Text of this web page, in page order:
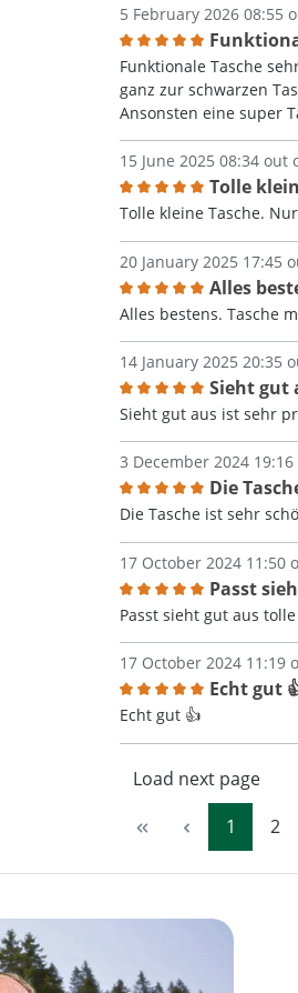
5 February 2026 08:55
Review with rating of 5
Funktionale Tasche
ganz zur schwarzen
Ansonsten eine super
15 June 2025 08:34 out
Review with rating of 5
Tolle
Tolle kleine Tasche.
20 January 2025 17:45
Review with rating of 5
Alles
Alles bestens. Tasche
14 January 2025 20:35
Review with rating of 5
Sieht gut
Sieht gut aus ist sehr
3 December 2024
Review with rating of 5
Die
Die Tasche ist sehr
17 October 2024 11:50
Review with rating of 5
Passt
Passt sieht gut aus
17 October 2024 11:19
Review with rating of 5
Echt gut
Echt gut 👍
Load next page
Page
1 Page
2